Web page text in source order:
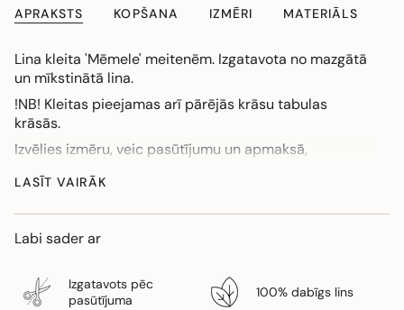
APRAKSTS KOPŠANA IZMĒRI MATERIĀLS
Lina kleita 'Mēmele' meitenēm. Izgatavota no mazgātā
un mīkstinātā lina.
!NB! Kleitas pieejamas arī pārējās krāsu tabulas
krāsās.
Izvēlies izmēru, veic pasūtījumu un apmaksā,
noskaidrot vai kāda krāsa un izmērs jau ir gatavs,
to norādīt komentāru sadaļā.
LASĪT VAIRĀK
Labi sader ar
Izgatavots pēc
pasūtījuma
100% dabīgs lins